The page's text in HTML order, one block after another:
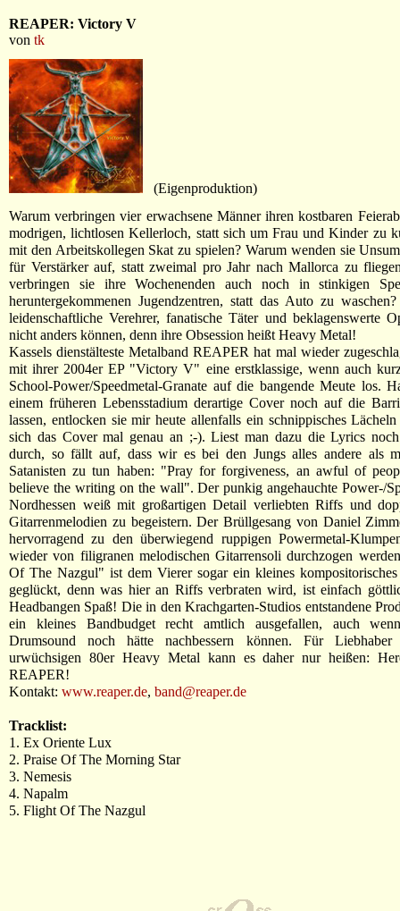
REAPER: Victory V
von tk
(Eigenproduktion)
Warum verbringen vier erwachsene Männer ihren kostbaren
modrigen, lichtlosen Kellerloch, statt sich um Frau und Kinder zu
mit den Arbeitskollegen Skat zu spielen? Warum wenden sie
für Verstärker auf, statt zweimal pro Jahr nach Mallorca zu
verbringen sie ihre Wochenenden auch noch in stinkigen
heruntergekommenen Jugendzentren, statt das Auto zu
leidenschaftliche Verehrer, fanatische Täter und beklagenswerte
nicht anders können, denn ihre Obsession heißt Heavy Metal!
Kassels dienstälteste Metalband REAPER hat mal wieder
mit ihrer 2004er EP "Victory V" eine erstklassige, wenn auch
School-Power/Speedmetal-Granate auf die bangende Meute los.
einem früheren Lebensstadium derartige Cover noch auf die
lassen, entlocken sie mir heute allenfalls ein schnippisches Lächeln
sich das Cover mal genau an ;-). Liest man dazu die Lyrics noch
durch, so fällt auf, dass wir es bei den Jungs alles andere als
Satanisten zu tun haben: "Pray for forgiveness, an awful of
believe the writing on the wall". Der punkig angehauchte Power-/
Nordhessen weiß mit großartigen Detail verliebten Riffs und
Gitarrenmelodien zu begeistern. Der Brüllgesang von Daniel
hervorragend zu den überwiegend ruppigen Powermetal-
wieder von filigranen melodischen Gitarrensoli durchzogen
Of The Nazgul" ist dem Vierer sogar ein kleines kompositorisches
geglückt, denn was hier an Riffs verbraten wird, ist einfach
Headbangen Spaß! Die in den Krachgarten-Studios entstandene
ein kleines Bandbudget recht amtlich ausgefallen, auch
Drumsound noch hätte nachbessern können. Für Liebhaber
urwüchsigen 80er Heavy Metal kann es daher nur heißen:
REAPER!
Kontakt: www.reaper.de, band@reaper.de
Tracklist:
1. Ex Oriente Lux
2. Praise Of The Morning Star
3. Nemesis
4. Napalm
5. Flight Of The Nazgul